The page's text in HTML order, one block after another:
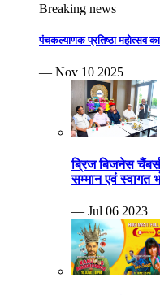
Breaking news
पंचकल्याणक प्रतिष्ठा महोत्सव
— Nov 10 2025
ब्रिज बिजनेस
सम्मान एवं स्वागत
— Jul 06 2023